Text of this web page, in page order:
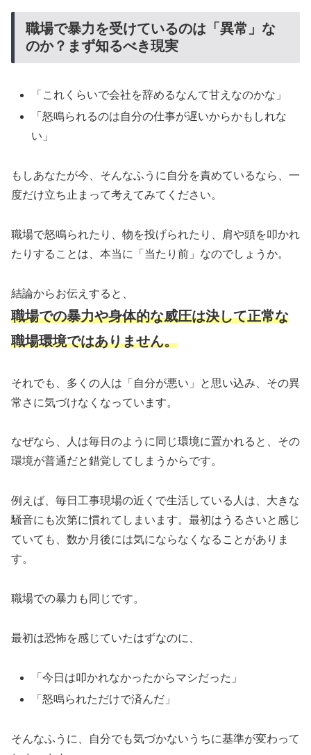
職場で暴力を受けているのは「異常」な
のか？まず知るべき現実
「これくらいで会社を辞めるなんて甘えなのかな」
「怒鳴られるのは自分の仕事が遅いからかもしれな
い」
もしあなたが今、そんなふうに自分を責めているなら、一
度だけ立ち止まって考えてみてください。
職場で怒鳴られたり、物を投げられたり、肩や頭を叩かれ
たりすることは、本当に「当たり前」なのでしょうか。
結論からお伝えすると、
職場での暴力や身体的な威圧は決して正常な
職場環境ではありません。
それでも、多くの人は「自分が悪い」と思い込み、その異
常さに気づけなくなっています。
なぜなら、人は毎日のように同じ環境に置かれると、その
環境が普通だと錯覚してしまうからです。
例えば、毎日工事現場の近くで生活している人は、大きな
騒音にも次第に慣れてしまいます。最初はうるさいと感じ
ていても、数か月後には気にならなくなることがありま
す。
職場での暴力も同じです。
最初は恐怖を感じていたはずなのに、
「今日は叩かれなかったからマシだった」
「怒鳴られただけで済んだ」
そんなふうに、自分でも気づかないうちに基準が変わって